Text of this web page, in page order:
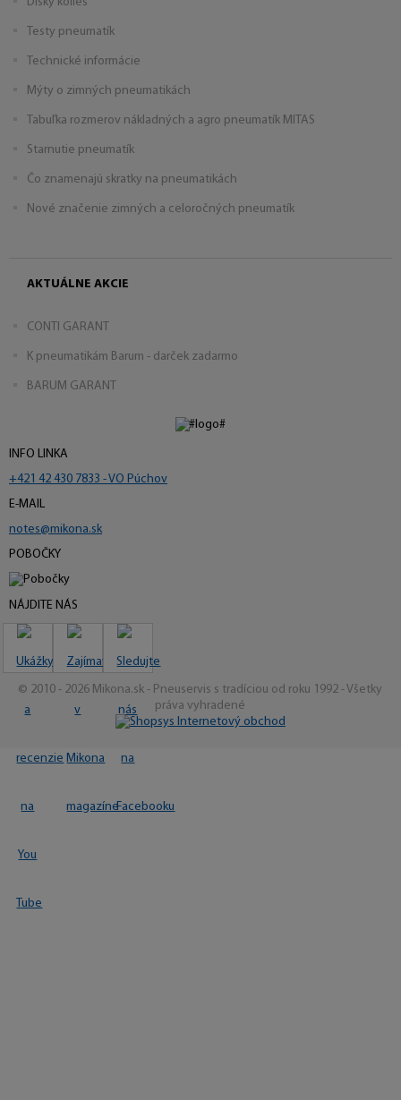
Testy pneumatík
Technické informácie
Mýty o zimných pneumatikách
Tabuľka rozmerov nákladných a agro pneumatík MITAS
Starnutie pneumatík
Čo znamenajú skratky na pneumatikách
Nové značenie zimných a celoročných pneumatík
AKTUÁLNE AKCIE
CONTI GARANT
K pneumatikám Barum - darček zadarmo
BARUM GARANT
INFO LINKA
+421 42 430 7833 - VO Púchov
E-MAIL
notes@mikona.sk
POBOČKY
NÁJDITE NÁS
© 2010 - 2026 Mikona.sk - Pneuservis s tradíciou od roku 1992 - Všetky
práva vyhradené